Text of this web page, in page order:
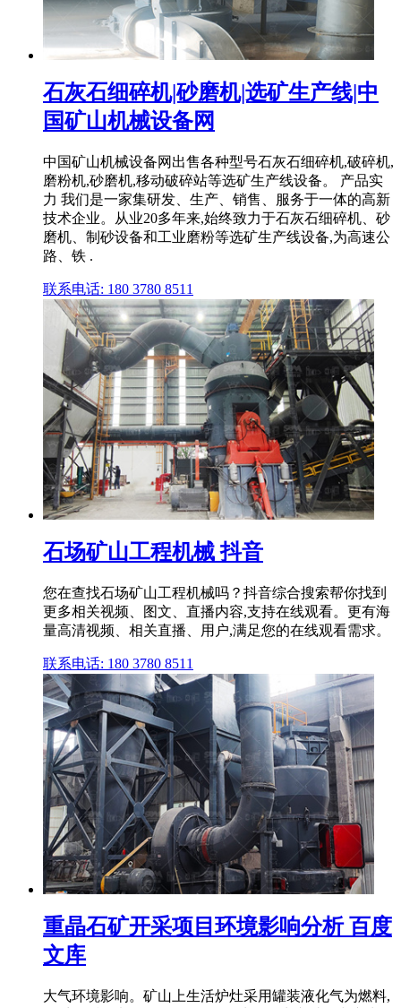
石灰石细碎机|砂磨机|选矿生产线|中
国矿山机械设备网
中国矿山机械设备网出售各种型号石灰石细碎机,破碎机,
磨粉机,砂磨机,移动破碎站等选矿生产线设备。 产品实
力 我们是一家集研发、生产、销售、服务于一体的高新
技术企业。从业20多年来,始终致力于石灰石细碎机、砂
磨机、制砂设备和工业磨粉等选矿生产线设备,为高速公
路、铁 .
联系电话: 180 3780 8511
石场矿山工程机械 抖音
您在查找石场矿山工程机械吗？抖音综合搜索帮你找到
更多相关视频、图文、直播内容,支持在线观看。更有海
量高清视频、相关直播、用户,满足您的在线观看需求。
联系电话: 180 3780 8511
重晶石矿开采项目环境影响分析 百度
文库
大气环境影响。矿山上生活炉灶采用罐装液化气为燃料,